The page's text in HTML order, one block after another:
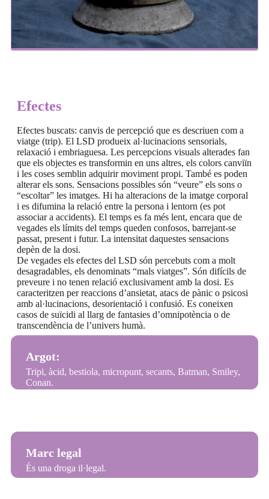
Efectes
Efectes buscats: canvis de percepció que es descriuen com a
viatge (trip). El LSD produeix al·lucinacions sensorials,
relaxació i embriaguesa. Les percepcions visuals alterades fan
que els objectes es transformin en uns altres, els colors canviïn
i les coses semblin adquirir moviment propi. També es poden
alterar els sons. Sensacions possibles són “veure” els sons o
“escoltar” les imatges. Hi ha alteracions de la imatge corporal
i es difumina la relació entre la persona i lentorn (es pot
associar a accidents). El temps es fa més lent, encara que de
vegades els límits del temps queden confosos, barrejant-se
passat, present i futur. La intensitat daquestes sensacions
depèn de la dosi.
De vegades els efectes del LSD són percebuts com a molt
desagradables, els denominats “mals viatges”. Són difícils de
preveure i no tenen relació exclusivament amb la dosi. Es
caracteritzen per reaccions d’ansietat, atacs de pànic o psicosi
amb al·lucinacions, desorientació i confusió. Es coneixen
casos de suïcidi al llarg de fantasies d’omnipotència o de
transcendència de l’univers humà.
Argot:
Tripi, àcid, bestiola, micropunt, secants, Batman, Smiley,
Conan.
Marc legal
És una droga il·legal.